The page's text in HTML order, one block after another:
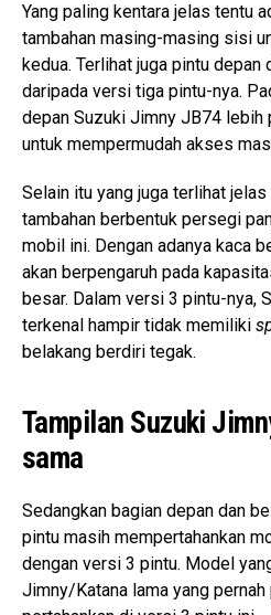
Yang paling kentara jelas tentu
tambahan masing-masing sisi
kedua. Terlihat juga pintu
daripada versi tiga pintu-nya.
depan Suzuki Jimny JB74 lebih
untuk mempermudah akses
Selain itu yang juga terlihat jelas
tambahan berbentuk persegi
mobil ini. Dengan adanya kaca
akan berpengaruh pada
besar. Dalam versi 3 pintu-nya,
terkenal hampir tidak memiliki
belakang berdiri tegak.
Tampilan Suzuki
sama
Sedangkan bagian depan dan
pintu masih mempertahankan
dengan versi 3 pintu. Model
Jimny/Katana lama yang